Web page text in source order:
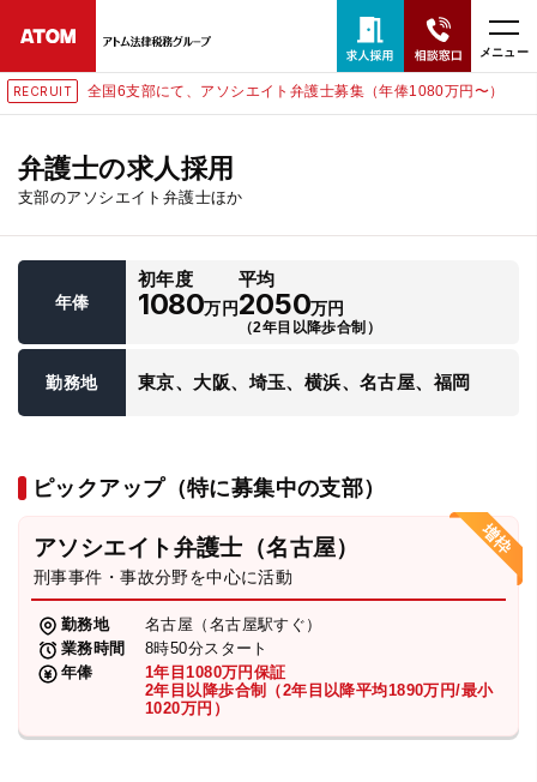
メニュー
RECRUIT 全国6支部にて、アソシエイト弁護士募集（年俸1080万円〜）
弁護士の求人採用
支部のアソシエイト弁護士ほか
年俸
初年度
1080万円
平均
2050万円
（2年目以降歩合制）
勤務地 東京、大阪、埼玉、横浜、名古屋、福岡
ピックアップ（特に募集中の支部）
アソシエイト弁護士（名古屋）
刑事事件・事故分野を中心に活動
勤務地
名古屋（名古屋駅すぐ）
業務時間
8時50分スタート
年俸
1年目1080万円保証
2年目以降歩合制（2年目以降平均1890万円/最小
1020万円）
24時間365日全国対応
無料相談窓口はこちら
弁護士・税理士
費用